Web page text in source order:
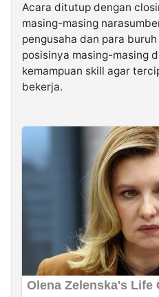
Acara ditutup dengan
masing-masing
pengusaha dan para
posisinya masing-masing
kemampuan skill agar
bekerja.